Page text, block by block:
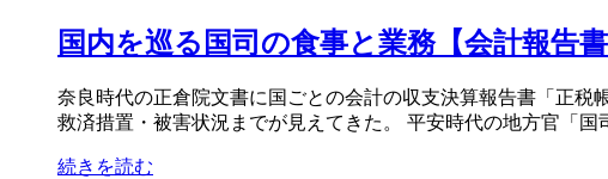
国内を巡る国司の食事と業務【会計報告
奈良時代の正倉院文書に国ごとの会計の収支決算報告書「正
救済措置・被害状況までが見えてきた。 平安時代の地方官「
続きを読む